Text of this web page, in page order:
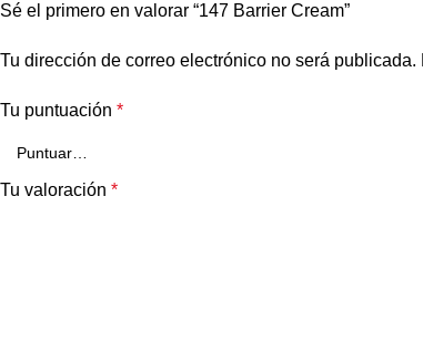
Sé el primero en valorar “147 Barrier Cream”
Tu dirección de correo electrónico no será publicada.
Tu puntuación *
Tu valoración *